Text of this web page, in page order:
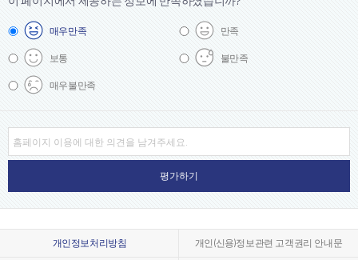
매우만족
만족
보통
불만족
매우불만족
개인정보처리방침
개인(신용)정보관련 고객권리 안내문